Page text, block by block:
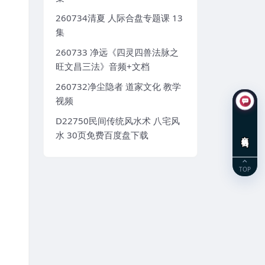
260734清夏 人际合盘专题课 13
集
260733 净远《四灵四兽法脉之
旺文昌三法》音频+文档
260732净尘隐者 道家文化 教学
视频
D22750民间传统风水术 八宅风
水 30页免费百度盘下载
TOP